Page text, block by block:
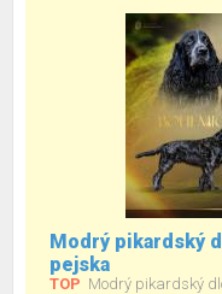
Modrý pikardský
pejska
TOP Modrý pikardský